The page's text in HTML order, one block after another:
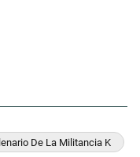
De La Militancia K